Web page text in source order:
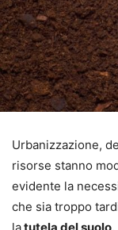
Urbanizzazione,
risorse stanno
evidente la
che sia troppo